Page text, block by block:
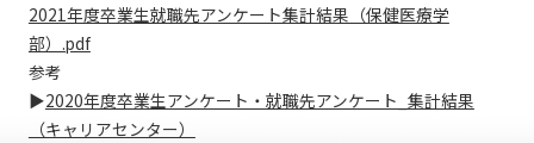
2021年度卒業生就職先アンケート集計結果（保健医療学
部）.pdf
参考
▶2020年度卒業生アンケート・就職先アンケート_集計結果
（キャリアセンター）